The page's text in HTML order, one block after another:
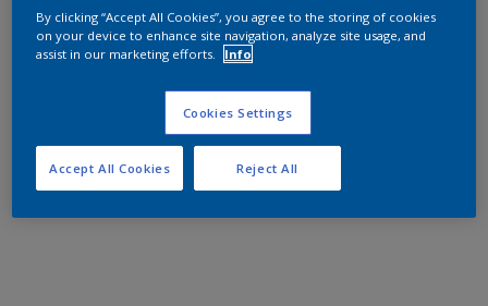
By clicking “Accept All Cookies”, you agree to the storing of cookies
on your device to enhance site navigation, analyze site usage, and
assist in our marketing efforts.
Info
Cookies Settings
Reject All
Accept All Cookies